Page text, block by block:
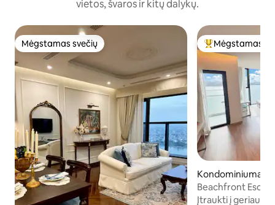
vietos, švaros ir kitų dalykų.
Mėgstamas svečių
Mėgstamas svečių Svečių
Mėgstamas
Kondominiumas
Long
Beachfront
View•Netflix
Įtraukti į geriausių